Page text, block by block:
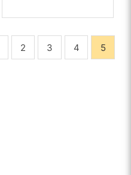
2 3 4 5